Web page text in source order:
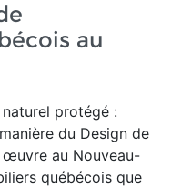
au
protégé :
du Design de
au Nouveau-
québécois que